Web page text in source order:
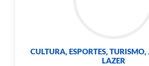
CULTURA, ESPORTES, TURISMO,
LAZER